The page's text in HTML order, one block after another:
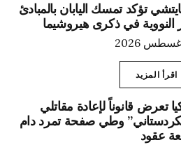
تؤكد تمسك اليابان بالمبادئ
النووية في ذكرى هيروشيما
اقرأ المزيد
تعرض قانوناً لإعادة مقاتلي
وطي صفحة تمرد دام
عقود